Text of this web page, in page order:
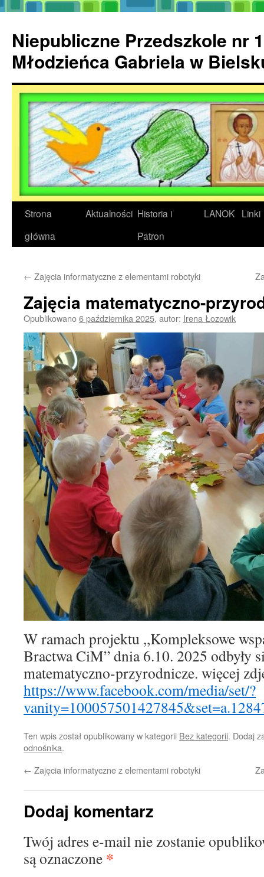
treści
Niepubliczne Przedszkole nr
Młodzieńca Gabriela w
Strona
główna
Aktualności Historia i
Patron
LANOK Linki
← Zajęcia informatyczne z elementami robotyki
Zajęcia matematyczno-
Opublikowano6 października 2025, autor: Irena Łozowik
W ramach projektu ,,Kompleksowe
Bractwa CiM” dnia 6.10. 2025 odbyły
matematyczno-przyrodnicze. więcej
https://www.facebook.com/media/set/?
Ten wpis został opublikowany w kategorii Bez kategorii. Dodaj
odnośnika.
← Zajęcia informatyczne z elementami robotyki
Dodaj komentarz
Twój adres e-mail nie zostanie
są oznaczone *